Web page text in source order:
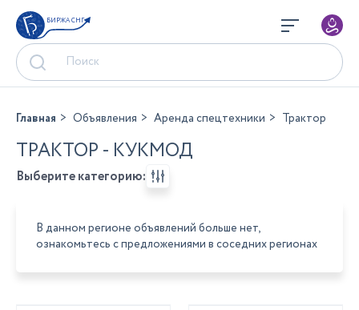
БИРЖА СНГ
Главная Объявления Аренда спецтехники Трактор
ТРАКТОР - КУКМОД
Выберите категорию:
В данном регионе объявлений больше нет,
ознакомьтесь с предложениями в соседних регионах